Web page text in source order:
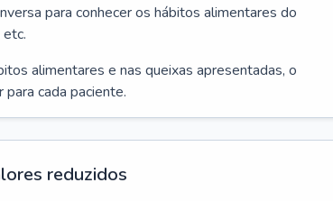
para conhecer os hábitos alimentares do
alimentares e nas queixas apresentadas, o
cada paciente.
reduzidos